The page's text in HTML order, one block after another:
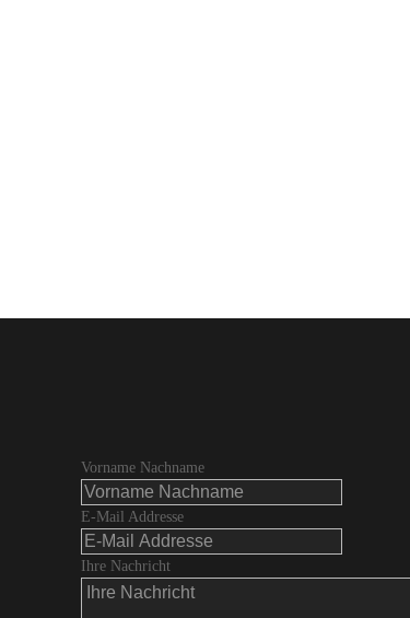
Vorname Nachname
E-Mail Addresse
Ihre Nachricht